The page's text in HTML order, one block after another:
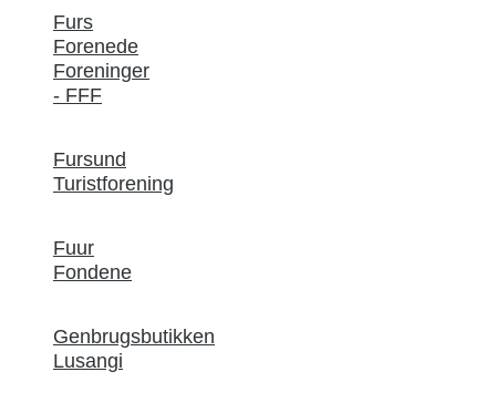
Furs
Forenede
Foreninger
- FFF
Fursund
Turistforening
Fuur
Fondene
Genbrugsbutikken
Lusangi